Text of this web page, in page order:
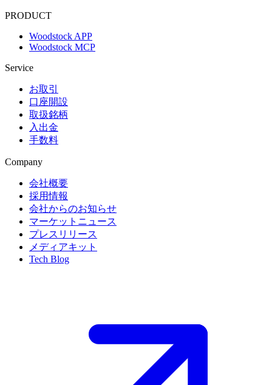
PRODUCT
Woodstock APP
Woodstock MCP
Service
お取引
口座開設
取扱銘柄
入出金
手数料
Company
会社概要
採用情報
会社からのお知らせ
マーケットニュース
プレスリリース
メディアキット
Tech Blog